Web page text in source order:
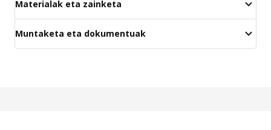
Materialak eta zainketa
Muntaketa eta dokumentuak